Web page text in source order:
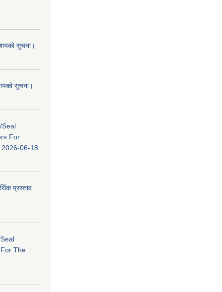
सुचना।
सुचना।
Seal
For
2026-06-18
प्रस्ताव
The